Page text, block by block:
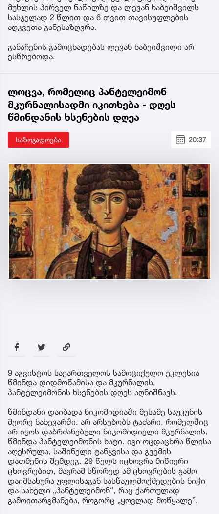
მუხლის პირველ ნაწილზე და ლევან ხაბეიშვილს
სასჯელად 2 წლით და 6 თვით თავისუფლების
აღკვეთა განესაზღვრა.
განაჩენის გამოცხადებას ლევან ხაბეიშვილი არ
ესწრებოდა.
ლოცვა, რომელიც პანტელეიმონ
მკურნალისადმი იკითხება - დღეს
წმინდანის ხსენების დღეა
საზოგადოება 20:37
9 აგვისტოს საქართველოს სამოციქულო ეკლესია
წმინდა დიდმოწამისა და მკურნალის,
პანტელეიმონის ხსენების დღეს აღნიშნავს.
წმინდანი დაიბადა ნიკომიდიაში მესამე საუკუნის
მეორე ნახევარში. არ არსებობს ტაძარი, რომელშიც
არ იყოს დაბრძანებული ნიკომიდიელი მკურნალის,
წმინდა პანტელეიმონის ხატი. იგი ოცდაცხრა წლისა
აღესრულა, საშინელი ტანჯვისა და გვემის
დათმენის შემდეგ. 29 წელს იცხოვრა მიწიერი
ცხოვრებით, მაგრამ სწორედ ამ ცხოვრების გამო
დაიმსახურა უფლისაგან სასწაულმოქმედების ნიჭი
და სახელი „პანტელეიმონ“, რაც ქართულად
გამოითარგმანება, როგორც „ყოვლად მოწყალე”.